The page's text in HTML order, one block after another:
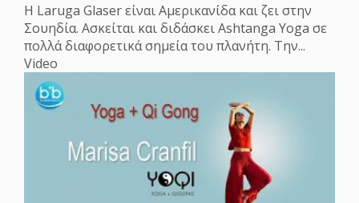
Η Laruga Glaser είναι Αμερικανίδα και ζει στην
Σουηδία. Ασκείται και διδάσκει Ashtanga Yoga σε
πολλά διαφορετικά σημεία του πλανήτη. Την...
Video